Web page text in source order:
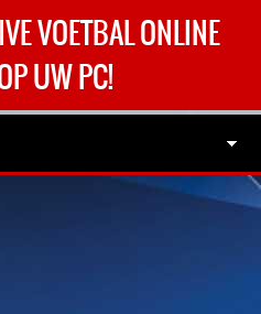
VOETBAL ONLINE
UW PC!